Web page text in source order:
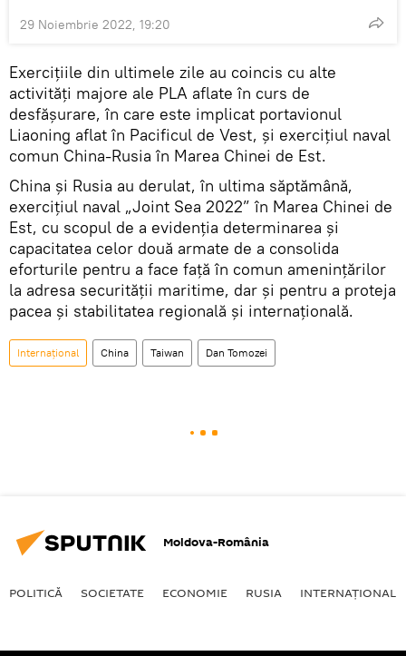
29 Noiembrie 2022, 19:20
Exercițiile din ultimele zile au coincis cu alte
activități majore ale PLA aflate în curs de
desfășurare, în care este implicat portavionul
Liaoning aflat în Pacificul de Vest, și exercițiul naval
comun China-Rusia în Marea Chinei de Est.
China și Rusia au derulat, în ultima săptămână,
exercițiul naval „Joint Sea 2022” în Marea Chinei de
Est, cu scopul de a evidenția determinarea și
capacitatea celor două armate de a consolida
eforturile pentru a face față în comun amenințărilor
la adresa securității maritime, dar și pentru a proteja
pacea și stabilitatea regională și internațională.
Internaţional China Taiwan Dan Tomozei
Moldova-România
POLITICĂ SOCIETATE ECONOMIE RUSIA INTERNAŢIONAL